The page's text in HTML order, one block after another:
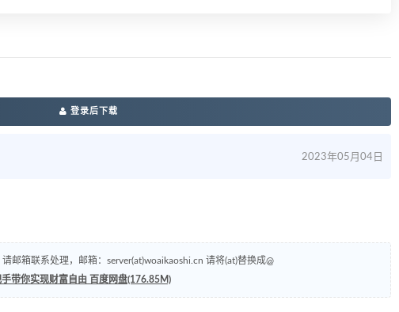
登录后下载
2023年05月04日
邮箱联系处理，邮箱：server(at)woaikaoshi.cn 请将(at)替换成@
带你实现财富自由 百度网盘(176.85M)